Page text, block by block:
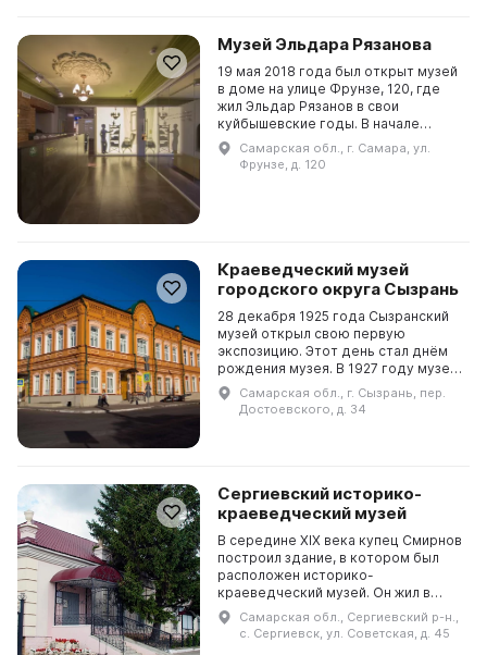
Музей Эльдара Рязанова
19 мая 2018 года был открыт музей
в доме на улице Фрунзе, 120, где
жил Эльдар Рязанов в свои
куйбышевские годы. В начале
путешествия по музею посетители
погружаются в историю города,
страны и войны, к...
Самарская обл., г. Самара, ул.
Фрунзе, д. 120
Краеведческий музей
городского округа Сызрань
28 декабря 1925 года Сызранский
музей открыл свою первую
экспозицию. Этот день стал днём
рождения музея. В 1927 году музей
приобрёл картины знаменитых
художников: Н.И. Шишкина, Л.К.
Саврасова, И.К. Ай...
Самарская обл., г. Сызрань, пер.
Достоевского, д. 34
Сергиевский историко-
краеведческий музей
В середине XIX века купец Смирнов
построил здание, в котором был
расположен историко-
краеведческий музей. Он жил в
одном крыле, а в другом
находилась его торговая зала. В
годы советской власти Смирнов...
Самарская обл., Сергиевский р-н.,
с. Сергиевск, ул. Советская, д. 45